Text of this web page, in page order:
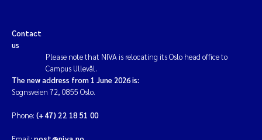
Contact
us
Please note that NIVA is relocating its Oslo head office to
Campus Ullevål.
The new address from 1 June 2026 is:
Sognsveien 72, 0855 Oslo.
Phone: (+47) 22 18 51 00